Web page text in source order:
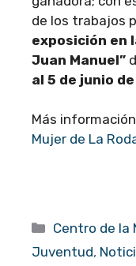
de los trabajos
exposición en
Juan Manuel”
al 5 de junio
Más
Mujer de La
Categorías
Centro de la
Juventud,